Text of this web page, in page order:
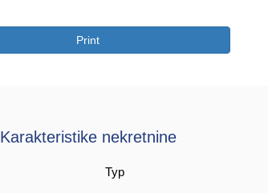
Print
Karakteristike nekretnine
Typ